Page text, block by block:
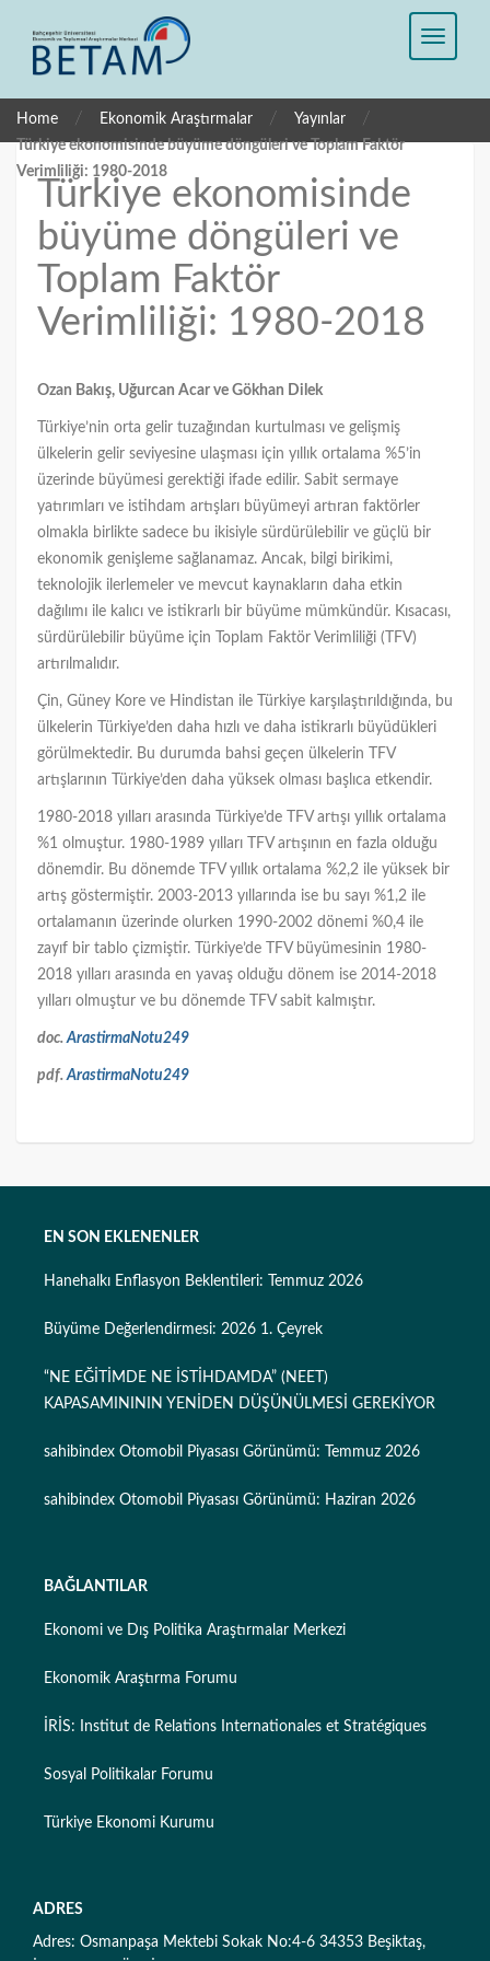
Home / Ekonomik Araştırmalar / Yayınlar /
Türkiye ekonomisinde büyüme döngüleri ve Toplam Faktör
Verimliliği: 1980-2018
Türkiye ekonomisinde
büyüme döngüleri ve
Toplam Faktör
Verimliliği: 1980-2018
Ozan Bakış, Uğurcan Acar ve Gökhan Dilek
Türkiye’nin orta gelir tuzağından kurtulması ve gelişmiş
ülkelerin gelir seviyesine ulaşması için yıllık ortalama %5’in
üzerinde büyümesi gerektiği ifade edilir. Sabit sermaye
yatırımları ve istihdam artışları büyümeyi artıran faktörler
olmakla birlikte sadece bu ikisiyle sürdürülebilir ve güçlü bir
ekonomik genişleme sağlanamaz. Ancak, bilgi birikimi,
teknolojik ilerlemeler ve mevcut kaynakların daha etkin
dağılımı ile kalıcı ve istikrarlı bir büyüme mümkündür. Kısacası,
sürdürülebilir büyüme için Toplam Faktör Verimliliği (TFV)
artırılmalıdır.
Çin, Güney Kore ve Hindistan ile Türkiye karşılaştırıldığında, bu
ülkelerin Türkiye’den daha hızlı ve daha istikrarlı büyüdükleri
görülmektedir. Bu durumda bahsi geçen ülkelerin TFV
artışlarının Türkiye’den daha yüksek olması başlıca etkendir.
1980-2018 yılları arasında Türkiye’de TFV artışı yıllık ortalama
%1 olmuştur. 1980-1989 yılları TFV artışının en fazla olduğu
dönemdir. Bu dönemde TFV yıllık ortalama %2,2 ile yüksek bir
artış göstermiştir. 2003-2013 yıllarında ise bu sayı %1,2 ile
ortalamanın üzerinde olurken 1990-2002 dönemi %0,4 ile
zayıf bir tablo çizmiştir. Türkiye’de TFV büyümesinin 1980-
2018 yılları arasında en yavaş olduğu dönem ise 2014-2018
yılları olmuştur ve bu dönemde TFV sabit kalmıştır.
doc.ArastirmaNotu249
pdf.ArastirmaNotu249
EN SON EKLENENLER
Hanehalkı Enflasyon Beklentileri: Temmuz 2026
Büyüme Değerlendirmesi: 2026 1. Çeyrek
“NE EĞİTİMDE NE İSTİHDAMDA” (NEET)
KAPASAMINININ YENİDEN DÜŞÜNÜLMESİ GEREKİYOR
sahibindex Otomobil Piyasası Görünümü: Temmuz 2026
sahibindex Otomobil Piyasası Görünümü: Haziran 2026
BAĞLANTILAR
Ekonomi ve Dış Politika Araştırmalar Merkezi
Ekonomik Araştırma Forumu
İRİS: Institut de Relations Internationales et Stratégiques
Sosyal Politikalar Forumu
Türkiye Ekonomi Kurumu
ADRES
Adres: Osmanpaşa Mektebi Sokak No:4-6 34353 Beşiktaş,